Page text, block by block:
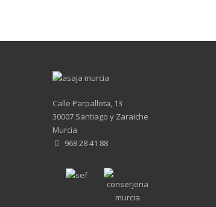
Calle Parpallota, 13
30007 Santiago y Zaraiche
Murcia
968 28 41 88